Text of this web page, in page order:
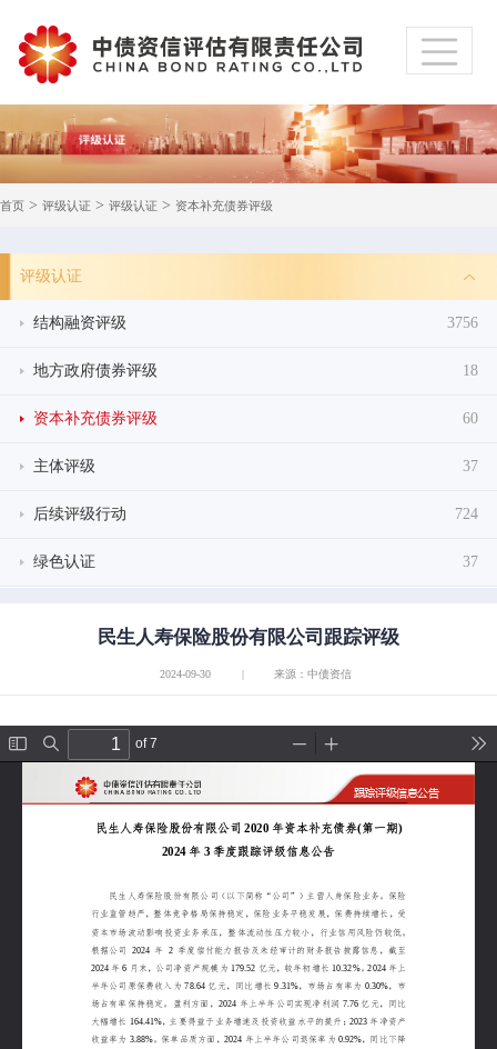
首页 > 评级认证 > 评级认证 > 资本补充债券评级
评级认证
结构融资评级 3756
地方政府债券评级 18
资本补充债券评级 60
主体评级 37
后续评级行动 724
绿色认证 37
民生人寿保险股份有限公司跟踪评级
2024-09-30 | 来源：中债资信